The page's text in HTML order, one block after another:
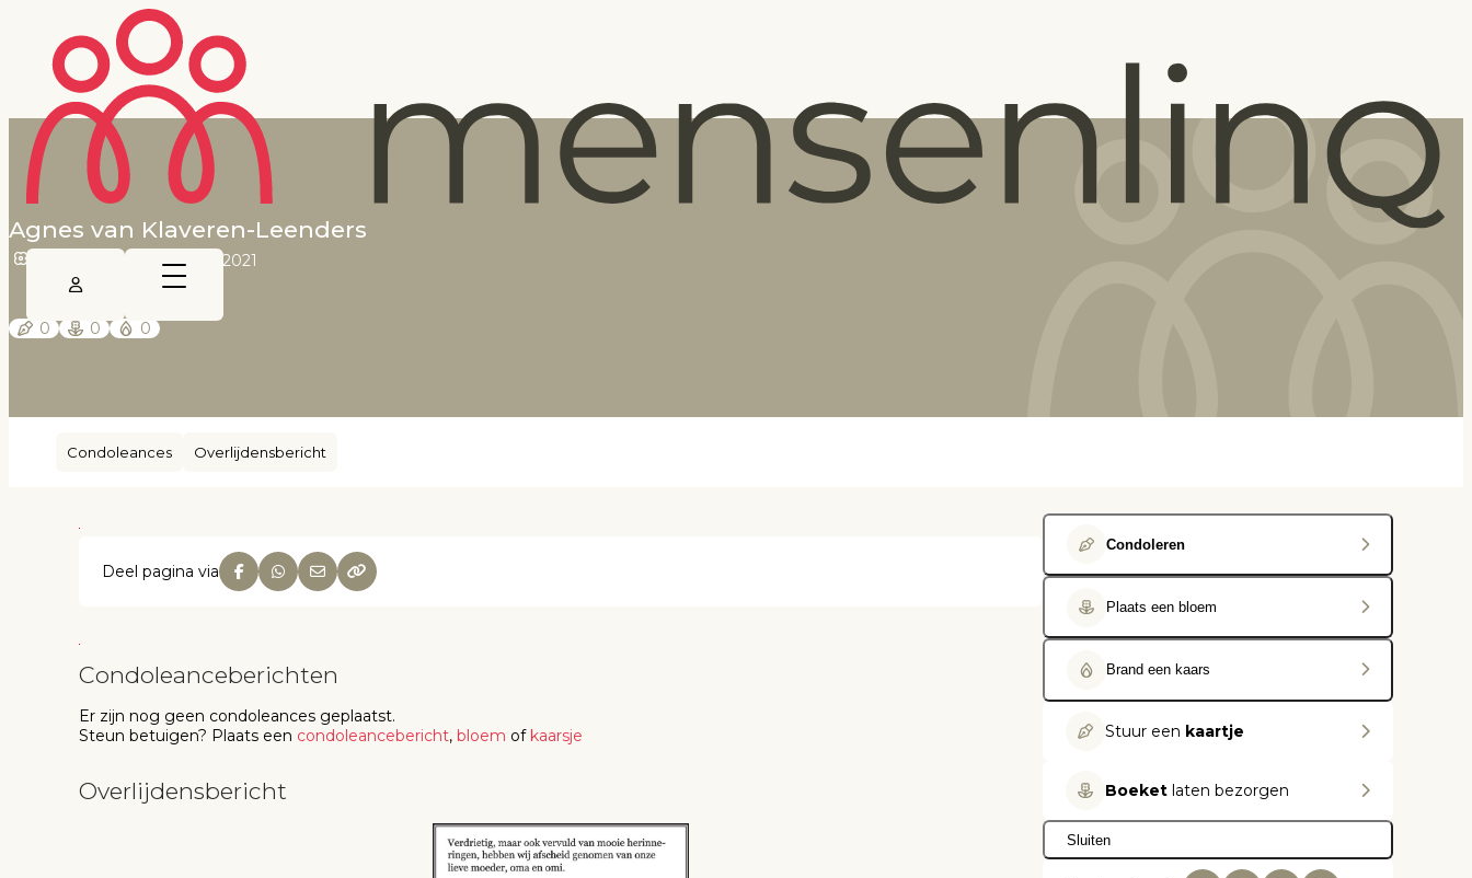
Agnes van Klaveren-Leenders
26 april 1928 6 maart 2021
0 0 0
Condoleances Overlijdensbericht
Deel pagina via
Condoleanceberichten
Er zijn nog geen condoleances geplaatst.
Steun betuigen? Plaats een condoleancebericht, bloem of kaarsje
Overlijdensbericht
Condoleren
Plaats een bloem
Brand een kaars
Stuur een kaartje
Boeket laten bezorgen
Sluiten